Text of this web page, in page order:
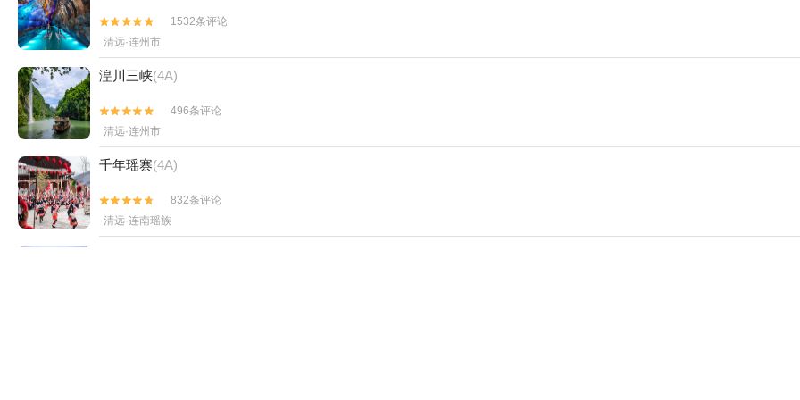


1532条评论
清远·连州市
湟川三峡(4A)


496条评论
清远·连州市
千年瑶寨(4A)


832条评论
清远·连南瑶族